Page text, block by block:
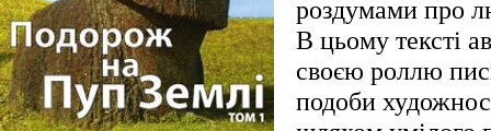
роздумами про
В цьому тексті
своєю роллю
подоби